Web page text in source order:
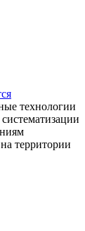
технологии
территории